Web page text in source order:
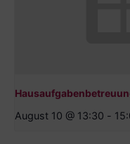
August 10 @ 13:30 -